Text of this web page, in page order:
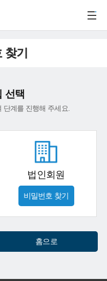
기
선택
계를 진행해 주세요.
법인회원
비밀번호 찾기
홈으로